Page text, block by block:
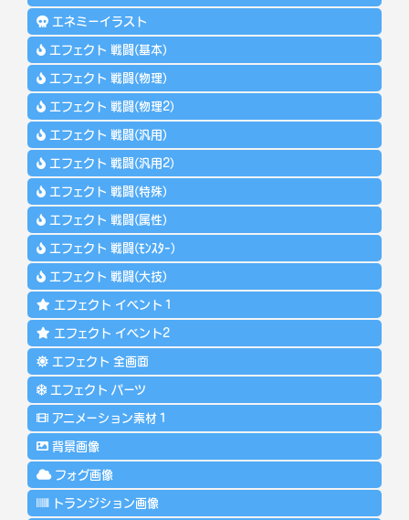
エネミーイラスト
エフェクト 戦闘(基本)
エフェクト 戦闘(物理)
エフェクト 戦闘(物理2)
エフェクト 戦闘(汎用)
エフェクト 戦闘(汎用2)
エフェクト 戦闘(特殊)
エフェクト 戦闘(属性)
エフェクト 戦闘(ﾓﾝｽﾀｰ)
エフェクト 戦闘(大技)
エフェクト イベント１
エフェクト イベント2
エフェクト 全画面
エフェクト パーツ
アニメーション素材１
背景画像
フォグ画像
トランジション画像